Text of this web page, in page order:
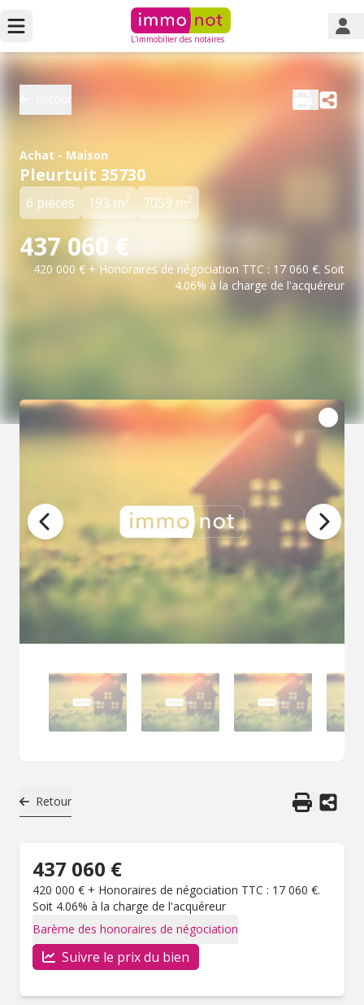
L'immobilier des notaires
Achat - Maison
Pleurtuit 35730
6 pièces 193 m2 7059 m2
437 060 €
420 000 € + Honoraires de négociation TTC : 17 060 €. Soit
4.06% à la charge de l'acquéreur
Retour
437 060 €
420 000 € + Honoraires de négociation TTC : 17 060 €.
Soit 4.06% à la charge de l'acquéreur
Barème des honoraires de négociation
Suivre le prix du bien